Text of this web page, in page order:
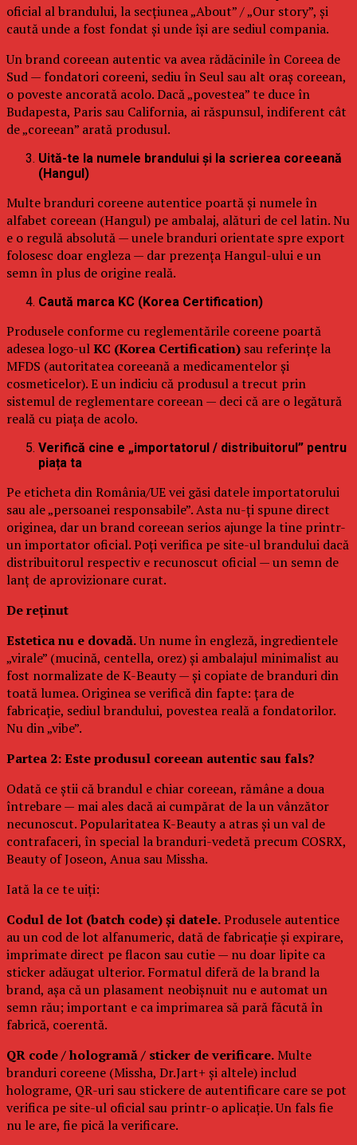
oficial al brandului, la secțiunea „About” / „Our story”, și
caută unde a fost fondat și unde își are sediul compania.
Un brand coreean autentic va avea rădăcinile în Coreea de
Sud — fondatori coreeni, sediu în Seul sau alt oraș coreean,
o poveste ancorată acolo. Dacă „povestea” te duce în
Budapesta, Paris sau California, ai răspunsul, indiferent cât
de „coreean” arată produsul.
Uită-te la numele brandului și la scrierea coreeană
(Hangul)
Multe branduri coreene autentice poartă și numele în
alfabet coreean (Hangul) pe ambalaj, alături de cel latin. Nu
e o regulă absolută — unele branduri orientate spre export
folosesc doar engleza — dar prezența Hangul-ului e un
semn în plus de origine reală.
Caută marca KC (Korea Certification)
Produsele conforme cu reglementările coreene poartă
adesea logo-ulKC (Korea Certification) sau referințe la
MFDS (autoritatea coreeană a medicamentelor și
cosmeticelor). E un indiciu că produsul a trecut prin
sistemul de reglementare coreean — deci că are o legătură
reală cu piața de acolo.
Verifică cine e „importatorul / distribuitorul” pentru
piața ta
Pe eticheta din România/UE vei găsi datele importatorului
sau ale „persoanei responsabile”. Asta nu-ți spune direct
originea, dar un brand coreean serios ajunge la tine printr-
un importator oficial. Poți verifica pe site-ul brandului dacă
distribuitorul respectiv e recunoscut oficial — un semn de
lanț de aprovizionare curat.
De reținut
Estetica nu e dovadă.Un nume în engleză, ingredientele
„virale” (mucină, centella, orez) și ambalajul minimalist au
fost normalizate de K-Beauty — și copiate de branduri din
toată lumea. Originea se verifică din fapte: țara de
fabricație, sediul brandului, povestea reală a fondatorilor.
Nu din „vibe”.
Partea 2: Este produsul coreean autentic sau fals?
Odată ce știi că brandul e chiar coreean, rămâne a doua
întrebare — mai ales dacă ai cumpărat de la un vânzător
necunoscut. Popularitatea K-Beauty a atras și un val de
contrafaceri, în special la branduri-vedetă precum COSRX,
Beauty of Joseon, Anua sau Missha.
Iată la ce te uiți:
Codul de lot (batch code) și datele.Produsele autentice
au un cod de lot alfanumeric, dată de fabricație și expirare,
imprimate direct pe flacon sau cutie — nu doar lipite ca
sticker adăugat ulterior. Formatul diferă de la brand la
brand, așa că un plasament neobișnuit nu e automat un
semn rău; important e ca imprimarea să pară făcută în
fabrică, coerentă.
QR code / hologramă / sticker de verificare.Multe
branduri coreene (Missha, Dr.Jart+ și altele) includ
holograme, QR-uri sau stickere de autentificare care se pot
verifica pe site-ul oficial sau printr-o aplicație. Un fals fie
nu le are, fie pică la verificare.